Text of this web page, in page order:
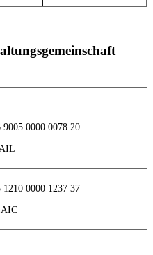
0000 0078 20
0000 1237 37